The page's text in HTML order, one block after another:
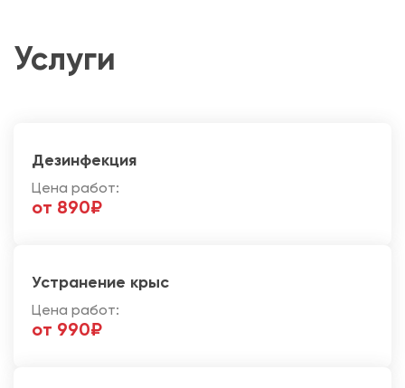
Услуги
Дезинфекция
Цена работ:
от 890₽
Устранение крыс
Цена работ:
от 990₽